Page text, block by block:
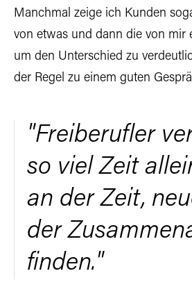
Manchmal zeige ich Kunden
von etwas und dann die von mir
um den Unterschied zu
der Regel zu einem guten
"Freiberufler
so viel Zeit
an der Zeit,
der
finden."